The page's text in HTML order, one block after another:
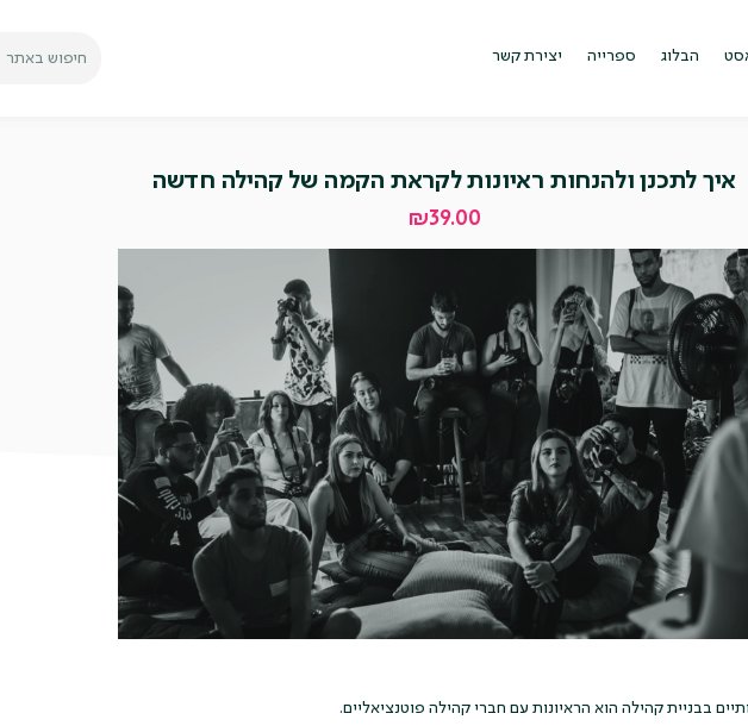
הבלוג ספרייה יצירת קשר חיפוש באתר
איך לתכנן ולהנחות ראיונות לקראת הקמה של קהילה חדשה
₪39.00
בבניית קהילה הוא הראיונות עם חברי קהילה פוטנציאליים.